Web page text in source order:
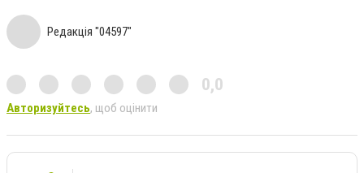
Редакція "04597"
0,0
Авторизуйтесь, щоб оцінити